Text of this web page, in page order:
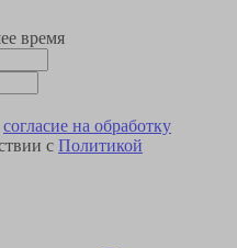
время
согласие на обработку
с Политикой